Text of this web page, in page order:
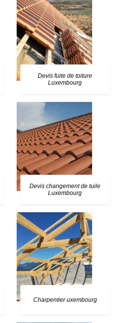
Devis fuite de toiture
Luxembourg
Devis changement de tuile
Luxembourg
Charpentier uxembourg